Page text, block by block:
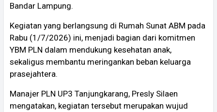
Bandar Lampung.
Kegiatan yang berlangsung di Rumah Sunat ABM pada
Rabu (1/7/2026) ini, menjadi bagian dari komitmen
YBM PLN dalam mendukung kesehatan anak,
sekaligus membantu meringankan beban keluarga
prasejahtera.
Manajer PLN UP3 Tanjungkarang, Presly Silaen
mengatakan, kegiatan tersebut merupakan wujud